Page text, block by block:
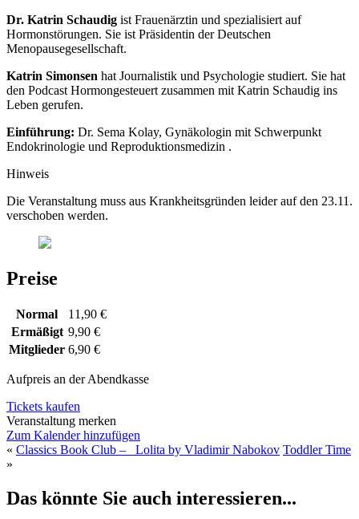
Dr. Katrin Schaudig ist Frauenärztin und spezialisiert auf
Hormonstörungen. Sie ist Präsidentin der Deutschen
Menopausegesellschaft.
Katrin Simonsen hat Journalistik und Psychologie studiert. Sie hat
den Podcast Hormongesteuert zu­sam­­men mit Katrin Schaudig ins
Leben gerufen.
Einführung: Dr. Sema Kolay, Gynäkologin mit Schwerpunkt
Endokrinologie und Reproduktionsmedizin .
Hinweis
Die Veranstaltung muss aus Krankheitsgründen leider auf den 23.11.
verschoben werden.
Preise
Normal
11,90 €
Ermäßigt 9,90 €
Mitglieder 6,90 €
Aufpreis an der Abendkasse
Tickets kaufen
Veranstaltung merken
Zum Kalender hinzufügen
« Classics Book Club – Lolita by Vladimir Nabokov Toddler Time
»
Das könnte Sie auch interessieren...